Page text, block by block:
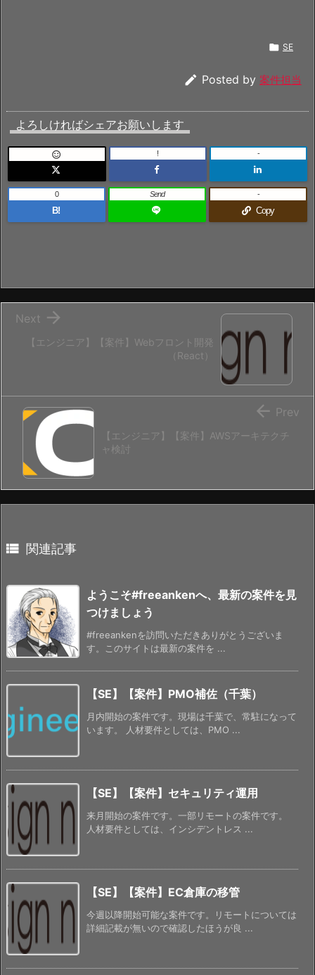
 SE
 Posted by 案件担当
よろしければシェアお願いします
 ! -
B!
0 Send
Copy
-
【エンジニア】【案件】Webフロント開発
（React）

Next
【エンジニア】【案件】AWSアーキテクチ
ャ検討
 Prev
 関連記事
ようこそ#freeankenへ、最新の案件を見
つけましょう
#freeankenを訪問いただきありがとうございま
す。このサイトは最新の案件を ...
【SE】【案件】PMO補佐（千葉）
月内開始の案件です。現場は千葉で、常駐になって
います。 人材要件としては、PMO ...
【SE】【案件】セキュリティ運用
来月開始の案件です。一部リモートの案件です。
人材要件としては、インシデントレス ...
【SE】【案件】EC倉庫の移管
今週以降開始可能な案件です。リモートについては
詳細記載が無いので確認したほうが良 ...